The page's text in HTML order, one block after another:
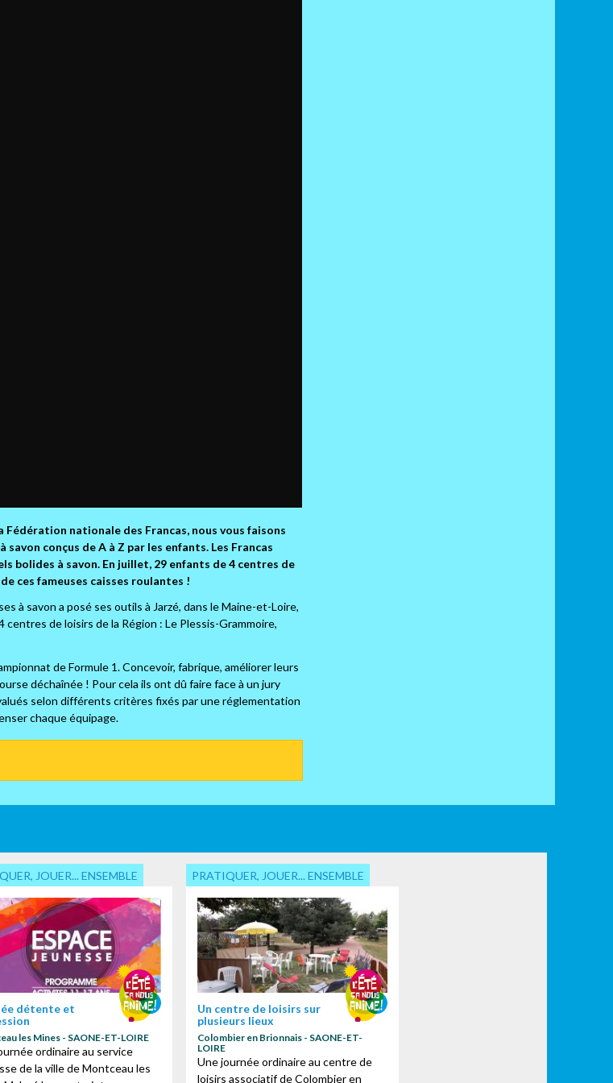
Fédération nationale des Francas, nous vous faisons
conçus de A à Z par les enfants. Les Francas
bolides à savon. En juillet, 29 enfants de 4 centres de
ces fameuses caisses roulantes !
à savon a posé ses outils à Jarzé, dans le Maine-et-Loire,
de loisirs de la Région : Le Plessis-Grammoire,
de Formule 1. Concevoir, fabrique, améliorer leurs
déchaînée ! Pour cela ils ont dû faire face à un jury
selon différents critères fixés par une réglementation
chaque équipage.
JOUER... ENSEMBLE
détente et
les Mines - SAONE-ET-LOIRE
ordinaire au service
de la ville de Montceau les
PRATIQUER, JOUER... ENSEMBLE
Un centre de loisirs sur
plusieurs lieux
Colombier en Brionnais - SAONE-ET-
LOIRE
Une journée ordinaire au centre de
loisirs associatif de Colombier en